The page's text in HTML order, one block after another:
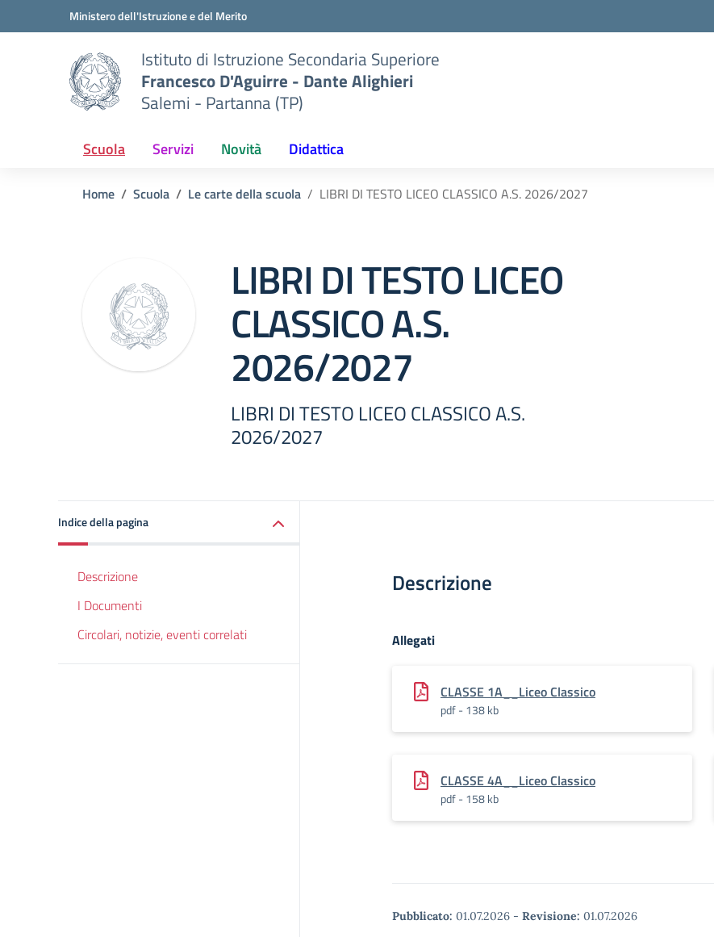
Vai ai contenuti
Vai al menu di navigazioneMinistero dell'Istruzione e del Merito
Istituto di Istruzione Secondaria Superiore
Francesco D'Aguirre - Dante Alighieri
Salemi - Partanna (TP)
Scuola Servizi Novità Didattica
Home Scuola Le carte della scuola LIBRI DI TESTO LICEO CLASSICO A.S. 2026/2027
LIBRI DI TESTO LICEO
CLASSICO A.S.
2026/2027
LIBRI DI TESTO LICEO CLASSICO A.S.
2026/2027
Indice della pagina
Descrizione
I Documenti
Circolari, notizie, eventi correlati
Descrizione
Allegati
CLASSE 1A__Liceo Classico
pdf - 138 kb
CLASSE 4A__Liceo Classico
pdf - 158 kb
Pubblicato: 01.07.2026 - Revisione: 01.07.2026